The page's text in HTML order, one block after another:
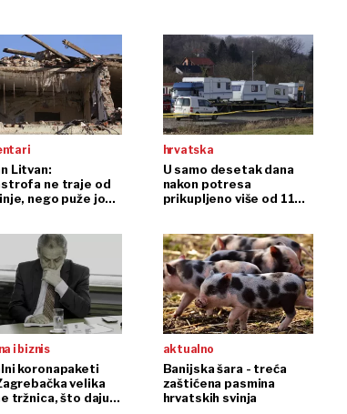
i
Litvan:
ne traje od
nego puže još
hrvatska
U samo desetak dana
nakon potresa
prikupljeno više od 115
i biznis
koronapaketi
velika
tržnica, što daju
aktualno
Banijska šara - treća
zaštićena pasmina
hrvatskih svinja